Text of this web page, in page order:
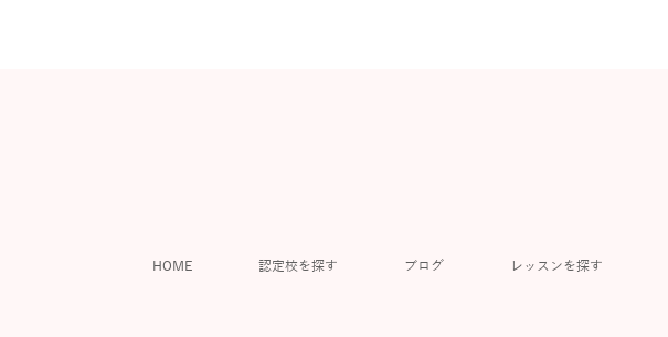
HOME 認定校を探す ブログ レッスンを探す